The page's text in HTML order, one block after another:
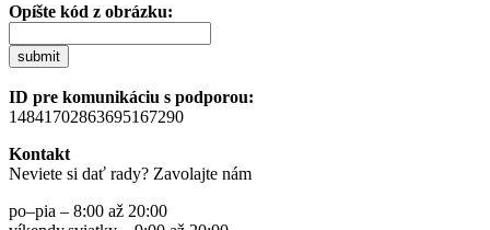
Opíšte kód z obrázku:
submit
ID pre komunikáciu s podporou:
14841702863695167290
Kontakt
Neviete si dať rady? Zavolajte nám
po–pia – 8:00 až 20:00